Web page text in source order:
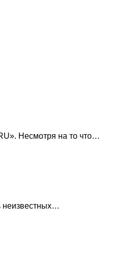
Несмотря на то что…
неизвестных…